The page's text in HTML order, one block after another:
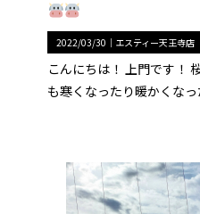
2022/03/30｜ エスティー天王寺店
こんにちは！ 上門です！
も寒くなったり暖かくな